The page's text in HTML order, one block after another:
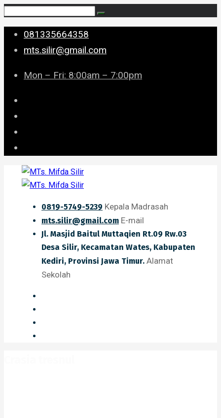
081335664358
mts.silir@gmail.com
Mon – Fri: 8:00am – 7:00pm
0819-5749-5239 Kepala Madrasah
mts.silir@gmail.com E-mail
Jl. Masjid Baitul Muttaqien Rt.09 Rw.03
Desa Silir, Kecamatan Wates, Kabupaten
Kediri, Provinsi Jawa Timur. Alamat
Sekolah